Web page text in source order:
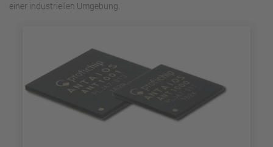
einer industriellen Umgebung.